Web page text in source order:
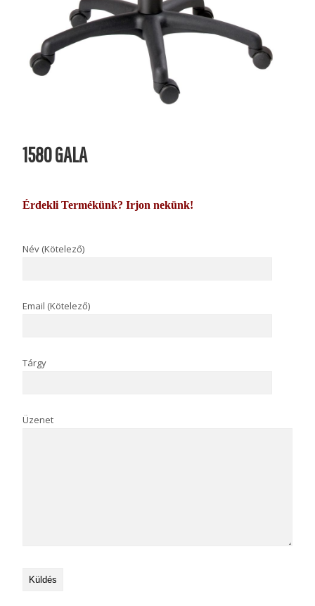
1580 GALA
Érdekli Termékünk? Irjon nekünk!
Név (Kötelező)
Email (Kötelező)
Tárgy
Üzenet